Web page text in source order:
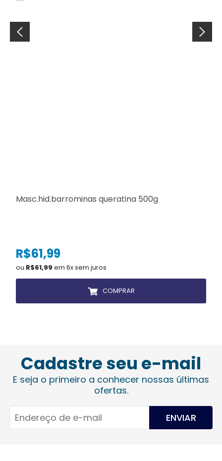
Masc.hid.barrominas queratina 500g
R$61,99
ou R$61,99 em 6x sem juros
COMPRAR
Cadastre seu e-mail
E seja o primeiro a conhecer nossas últimas
ofertas.
ENVIAR